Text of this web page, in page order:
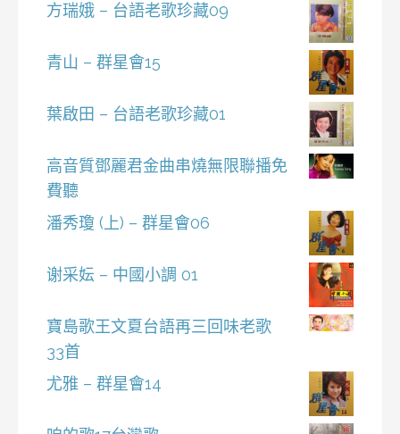
方瑞娥 – 台語老歌珍藏09
青山 – 群星會15
葉啟田 – 台語老歌珍藏01
高音質鄧麗君金曲串燒無限聯播免
費聽
潘秀瓊 (上) – 群星會06
谢采妘 – 中國小調 01
寶島歌王文夏台語再三回味老歌
33首
尤雅 – 群星會14